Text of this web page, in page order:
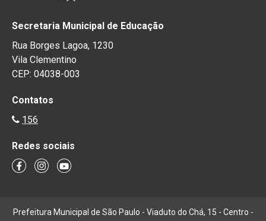
Secretaria Municipal de Educação
Rua Borges Lagoa, 1230
Vila Clementino
CEP: 04038-003
Contatos
156
Redes sociais
Prefeitura Municipal de São Paulo - Viaduto do Chá, 15 - Centro -